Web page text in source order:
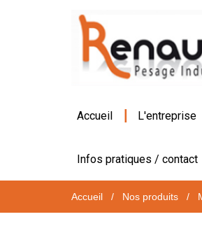
Accueil L'entreprise
Infos pratiques / contact
Accueil / Nos produits /